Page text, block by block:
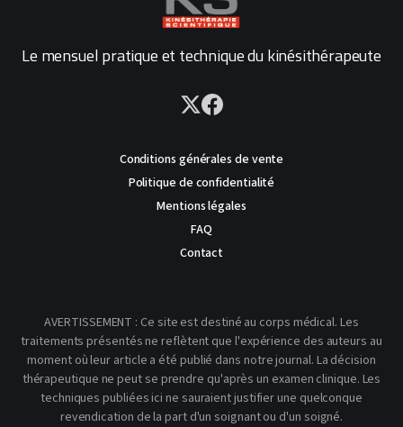
Le mensuel pratique et technique du kinésithérapeute
Conditions générales de vente
Politique de confidentialité
Mentions légales
FAQ
Contact
AVERTISSEMENT : Ce site est destiné au corps médical. Les
traitements présentés ne reflètent que l'expérience des auteurs au
moment où leur article a été publié dans notre journal. La décision
thérapeutique ne peut se prendre qu'après un examen clinique. Les
techniques publiées ici ne sauraient justifier une quelconque
revendication de la part d'un soignant ou d'un soigné.